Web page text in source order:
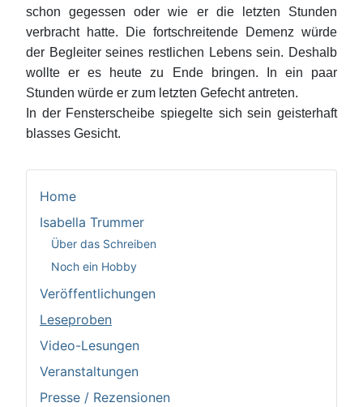
Home
Isabella Trummer
Über das Schreiben
Noch ein Hobby
Veröffentlichungen
Leseproben
Video-Lesungen
Veranstaltungen
Presse / Rezensionen
schon gegessen oder wie er die letzten Stunden
verbracht hatte. Die fortschreitende Demenz würde
der Begleiter seines restlichen Lebens sein. Deshalb
wollte er es heute zu Ende bringen. In ein paar
Stunden würde er zum letzten Gefecht antreten.
In der Fensterscheibe spiegelte sich sein geisterhaft
blasses Gesicht.